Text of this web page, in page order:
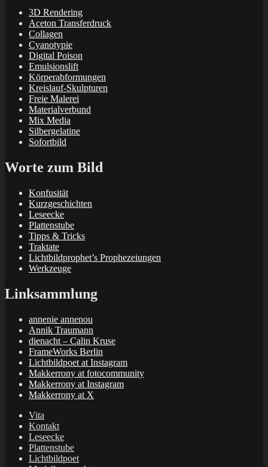
3D Rendering
Aceton Transferdruck
Collagen
Cyanotypie
Digital Poison
Emulsionslift
Körperabformungen
Kreislauf-Skulpturen
Freie Malerei
Materialverbund
Mix Media
Silbergelatine
Sofortbild
Worte zum Bild
Konfusität
Kurzgeschichten
Leseecke
Plattenstube
Tipps & Tricks
Traktate
Lichtbildprophet’s Prophezeiungen
Werkzeuge
Linksammlung
annenie annenou
Annik Traumann
dienacht – Calin Kruse
FrameWorks Berlin
Lichtbildpoet at Instagram
Makkerrony at fotocommunity
Makkerrony at Instagram
Makkerrony at X
Vita
Kontakt
Leseecke
Plattenstube
Lichtbildpoet